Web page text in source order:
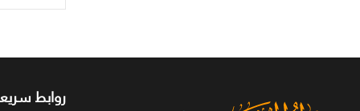
روابط